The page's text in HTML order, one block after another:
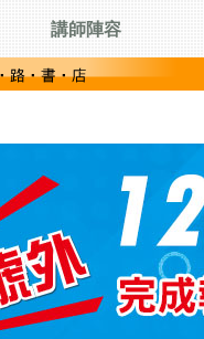
講師陣容